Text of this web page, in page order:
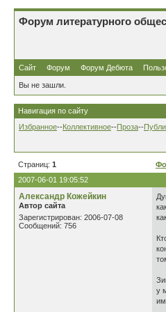
Форум литературного
Сайт Форум Форум Дебюта
Вы не зашли.
Навигация по сайту
Избранное--Коллективное--Проза--
Страниц: 1
2007-06-01 19:05:52
Александр Кожейкин
Автор сайта
Зарегистрирован: 2006-07-08
Сообщений: 756
у
им